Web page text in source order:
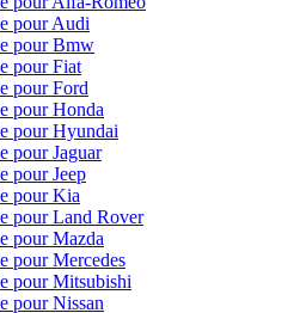
pour Audi
pour Bmw
pour Fiat
pour Ford
pour Honda
pour Hyundai
pour Jaguar
pour Jeep
pour Kia
pour Land Rover
pour Mazda
pour Mercedes
pour Mitsubishi
pour Nissan